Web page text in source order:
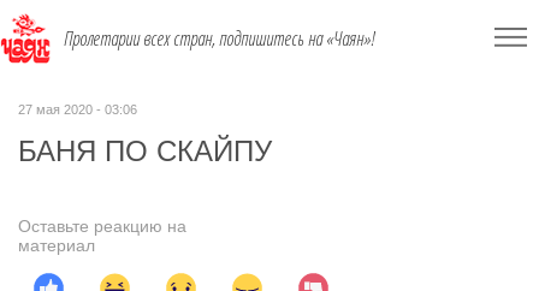
Пролетарии всех стран, подпишитесь на «Чаян»!
27 мая 2020 - 03:06
БАНЯ ПО СКАЙПУ
Оставьте реакцию на
материал